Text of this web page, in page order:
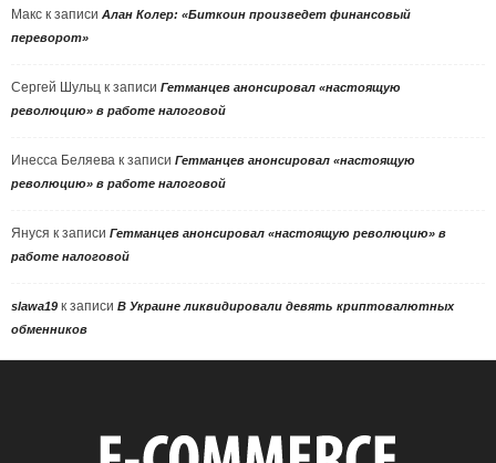
Макс к записи Алан Колер: «Биткоин произведет финансовый
переворот»
Сергей Шульц к записи Гетманцев анонсировал «настоящую
революцию» в работе налоговой
Инесса Беляева к записи Гетманцев анонсировал «настоящую
революцию» в работе налоговой
Януся к записи Гетманцев анонсировал «настоящую революцию» в
работе налоговой
slawa19 к записи В Украине ликвидировали девять криптовалютных
обменников